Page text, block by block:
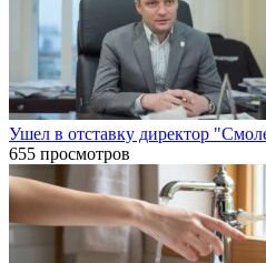
Ушел в отставку директор
655 просмотров